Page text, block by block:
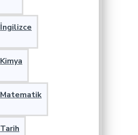
İngilizce
Kimya
Matematik
Tarih